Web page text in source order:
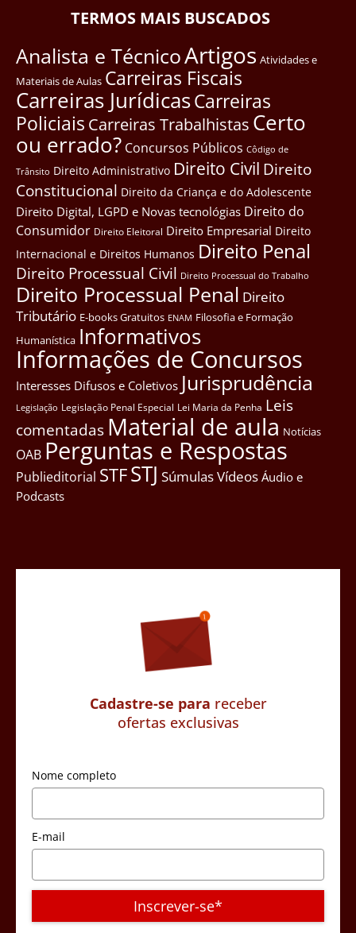
TERMOS MAIS BUSCADOS
Analista e TécnicoArtigos Atividades e
Materiais de Aulas Carreiras Fiscais
Carreiras JurídicasCarreiras
Policiais Carreiras Trabalhistas Certo
ou errado? Concursos Públicos Côdigo de
Trânsito Direito Administrativo Direito Civil Direito
Constitucional Direito da Criança e do Adolescente
Direito Digital, LGPD e Novas tecnológias Direito do
Consumidor Direito Eleitoral Direito Empresarial Direito
Internacional e Direitos Humanos Direito Penal
Direito Processual Civil Direito Processual do Trabalho
Direito Processual Penal Direito
Tributário E-books Gratuitos ENAM Filosofia e Formação
Humanística Informativos
Informações de Concursos
Interesses Difusos e Coletivos Jurisprudência
Legislação Legislação Penal Especial Lei Maria da Penha Leis
comentadas Material de aula Notícias
OAB Perguntas e Respostas
Publieditorial STFSTJ SúmulasVídeos Áudio e
Podcasts
Cadastre-se para receber
ofertas exclusivas
Nome completo
E-mail
Inscrever-se*